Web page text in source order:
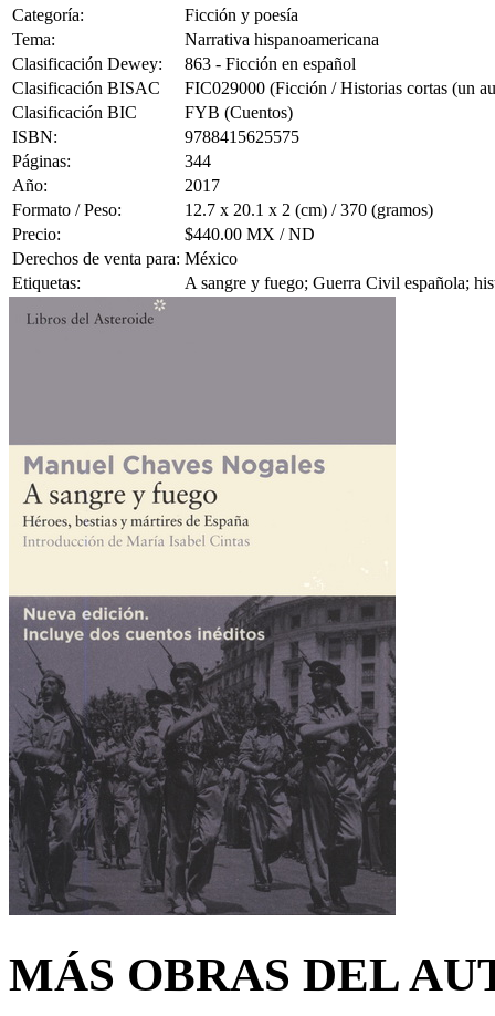
Categoría:
Ficción y poesía
Tema:
Narrativa hispanoamericana
Clasificación Dewey:
863 - Ficción en español
Clasificación BISAC
FIC029000 (Ficción / Historias cortas (un
Clasificación BIC
FYB (Cuentos)
ISBN:
9788415625575
Páginas:
344
Año:
2017
Formato / Peso:
12.7 x 20.1 x 2 (cm) / 370 (gramos)
Precio:
$440.00 MX / ND
Derechos de venta para: México
Etiquetas:
A sangre y fuego; Guerra Civil española;
MÁS OBRAS DEL